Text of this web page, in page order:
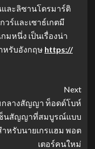
และลิซานโดรมาร์ติ
วร์และเซาธ์เกตมี
มหนึ่ง เป็นเรื่องน่า
หรับอังกฤษ https://
Next
ลางสัญญา ท็อดด์โบห์
นสัญญาที่สมบูรณ์แบบ
ำหรับนายเกรแฮม พอต
เตอร์คนใหม่